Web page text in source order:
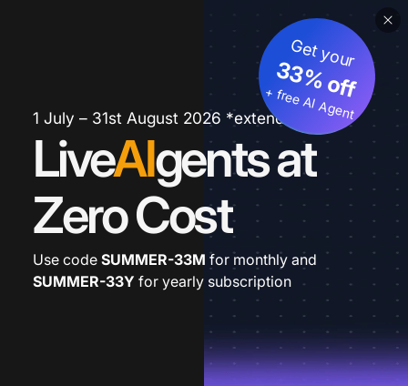
1 July – 31st August 2026 *extended
LiveAIgents at
Zero Cost
Get your
33% off
+ free AI Agent
Use code SUMMER-33M for monthly and
SUMMER-33Y for yearly subscription